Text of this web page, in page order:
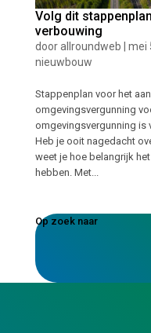
Volg dit
verbouwing
doorallroundweb mei
nieuwbouw
Stappenplan voor het
omgevingsvergunning
omgevingsvergunning is
Heb je ooit nagedacht
weet je hoe belangrijk
hebben. Met...
Op zoek naar